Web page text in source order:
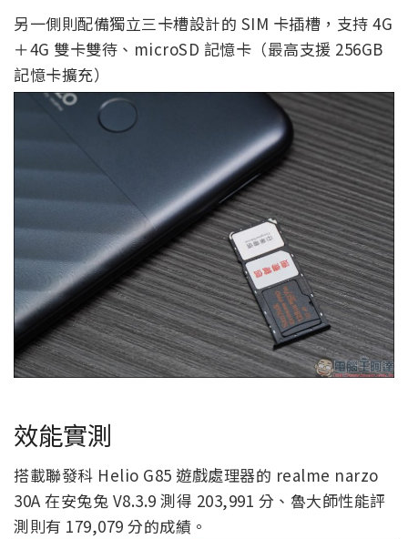
另一側則配備獨立三卡槽設計的 SIM 卡插槽，支持 4G
＋4G 雙卡雙待、microSD 記憶卡（最高支援 256GB
記憶卡擴充）
效能實測
搭載聯發科 Helio G85 遊戲處理器的 realme narzo
30A 在安兔兔 V8.3.9 測得 203,991 分、魯大師性能評
測則有 179,079 分的成績。